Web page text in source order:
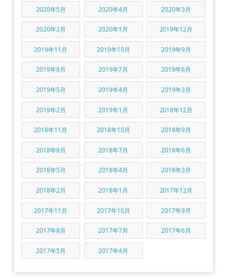
2020年5月 2020年4月 2020年3月
2020年2月 2020年1月 2019年12月
2019年11月 2019年10月 2019年9月
2019年8月 2019年7月 2019年6月
2019年5月 2019年4月 2019年3月
2019年2月 2019年1月 2018年12月
2018年11月 2018年10月 2018年9月
2018年8月 2018年7月 2018年6月
2018年5月 2018年4月 2018年3月
2018年2月 2018年1月 2017年12月
2017年11月 2017年10月 2017年9月
2017年8月 2017年7月 2017年6月
2017年5月 2017年4月